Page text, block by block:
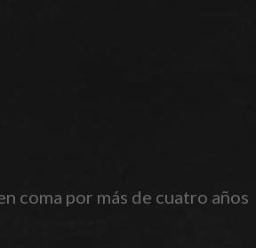
coma por más de cuatro años